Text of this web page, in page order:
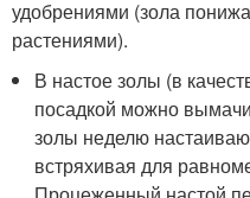
удобрениями (зола
растениями).
В настое золы (в
посадкой можно
золы неделю
встряхивая для